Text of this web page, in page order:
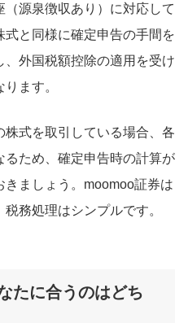
源泉徴収あり）に対応して
と同様に確定申告の手間を
外国税額控除の適用を受け
ます。
式を取引している場合、各
るため、確定申告時の計算が
ましょう。moomoo証券は
務処理はシンプルです。
たに合うのはどち